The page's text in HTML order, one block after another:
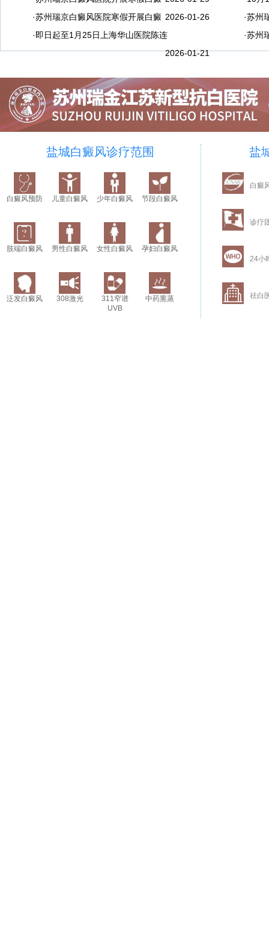
·苏州瑞京白癜风医院寒假开展白癜 2026-01-26
·即日起至1月25日上海华山医院陈连
2026-01-21
·苏州
·苏州
盐城白癜风诊疗范围
白癜风预防 儿童白癜风 少年白癜风 节段白癜风
肢端白癜风 男性白癜风 女性白癜风 孕妇白癜风
泛发白癜风 308激光
311窄谱
UVB
中药熏蒸
盐
白癜
诊疗
24小
祛白